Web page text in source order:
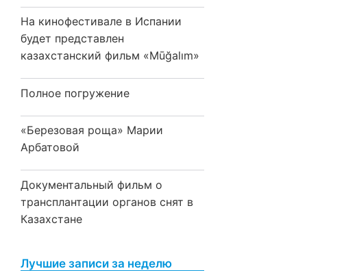
На кинофестивале в Испании
будет представлен
казахстанский фильм «Mūğalım»
Полное погружение
«Березовая роща» Марии
Арбатовой
Документальный фильм о
трансплантации органов снят в
Казахстане
Лучшие записи за неделю